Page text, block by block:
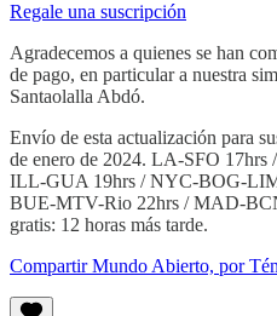
Regale una suscripción
Agradecemos a quienes se han
de pago, en particular a nuestra
Santaolalla Abdó.
Envío de esta actualización para
de enero de 2024. LA-SFO
ILL-GUA 19hrs / NYC-BOG-
BUE-MTV-Rio 22hrs / MAD-
gratis: 12 horas más tarde.
Compartir Mundo Abierto, por